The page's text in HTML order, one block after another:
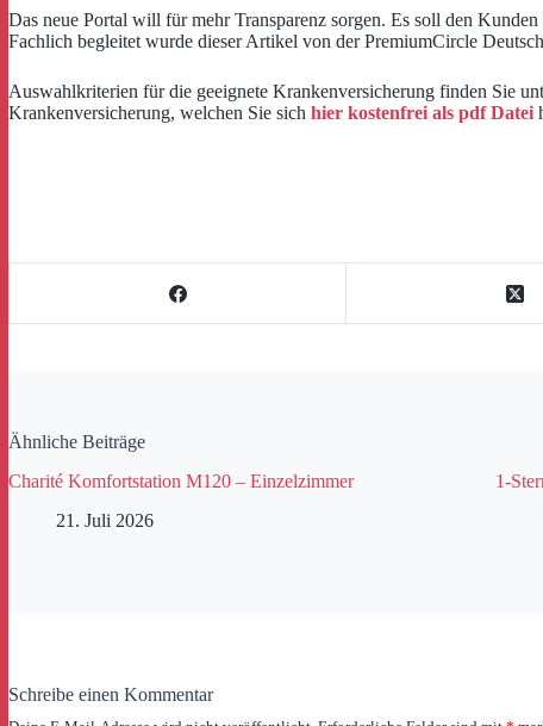
Das neue Portal will für mehr Transparenz sorgen. Es soll den
Fachlich begleitet wurde dieser Artikel von der PremiumCircle
Auswahlkriterien für die geeignete Krankenversicherung finden Sie
Krankenversicherung, welchen Sie sich hier kostenfrei als pdf Datei
Ähnliche Beiträge
Charité Komfortstation M120 – Einzelzimmer
21. Juli 2026
1-
Schreibe einen Kommentar